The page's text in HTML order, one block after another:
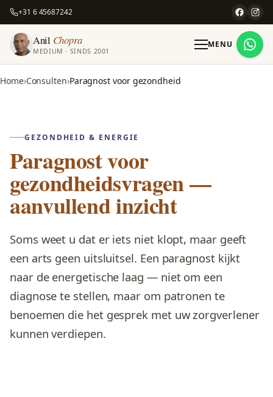
+31 6 45687242
Anil Chopra
MEDIUM · SINDS 2001
MENU
Home Consulten Paragnost voor gezondheid
GEZONDHEID & ENERGIE
Paragnost voor
gezondheidsvragen —
aanvullend inzicht
Soms weet u dat er iets niet klopt, maar geeft
een arts geen uitsluitsel. Een paragnost kijkt
naar de energetische laag — niet om een
diagnose te stellen, maar om patronen te
benoemen die het gesprek met uw zorgverlener
kunnen verdiepen.